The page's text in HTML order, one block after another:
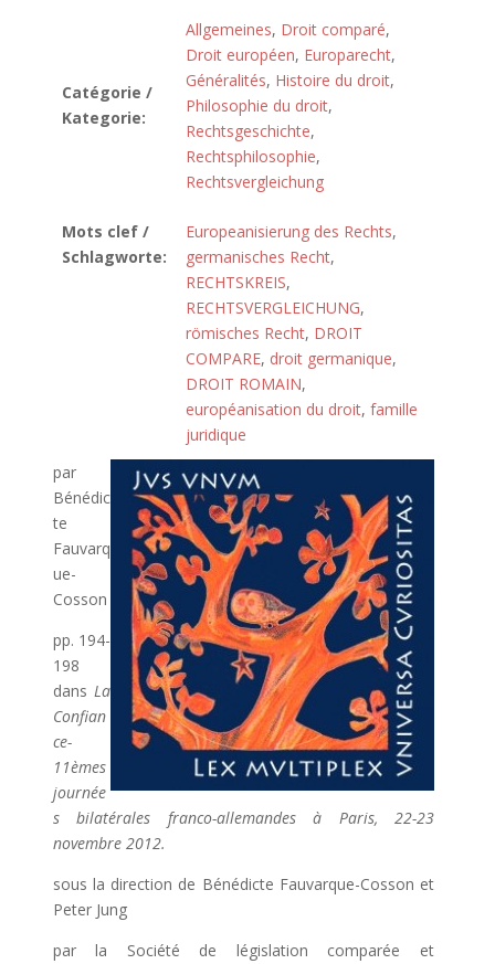
Catégorie /
Kategorie:
Allgemeines, Droit comparé,
Droit européen, Europarecht,
Généralités, Histoire du droit,
Philosophie du droit,
Rechtsgeschichte,
Rechtsphilosophie,
Rechtsvergleichung
Mots clef /
Schlagworte:
Europeanisierung des Rechts,
germanisches Recht,
RECHTSKREIS,
RECHTSVERGLEICHUNG,
römisches Recht, DROIT
COMPARE, droit germanique,
DROIT ROMAIN,
européanisation du droit, famille
juridique
par
Bénédic
te
Fauvarq
ue-
Cosson
pp. 194-
198
dansLa
Confian
ce-
11èmes
journée
s bilatérales franco-allemandes à Paris, 22-23
novembre 2012.
sous la direction de Bénédicte Fauvarque-Cosson et
Peter Jung
par la Société de législation comparée et